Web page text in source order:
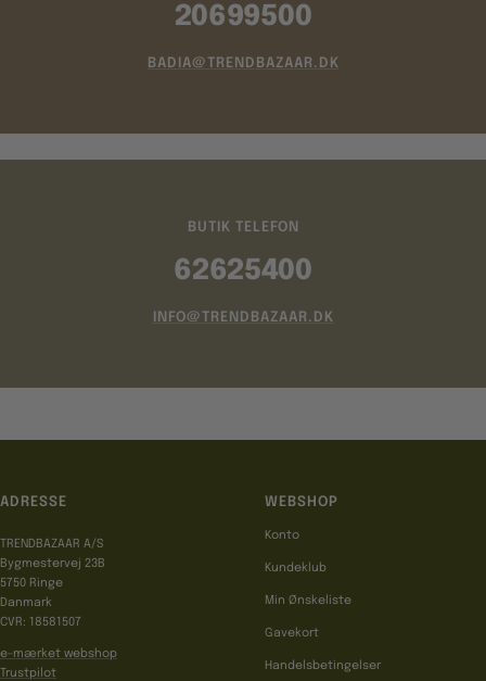
20699500
BADIA@TRENDBAZAAR.DK
BUTIK TELEFON
62625400
INFO@TRENDBAZAAR.DK
ADRESSE
TRENDBAZAAR A/S
Bygmestervej 23B
5750 Ringe
Danmark
CVR: 18581507
e-mærket webshop
Trustpilot
WEBSHOP
Konto
Kundeklub
Min Ønskeliste
Gavekort
Handelsbetingelser